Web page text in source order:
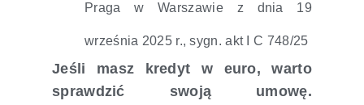
Praga w Warszawie z dnia 19
września 2025 r., sygn. akt I C 748/25
Jeśli masz kredyt w euro, warto
sprawdzić swoją umowę.